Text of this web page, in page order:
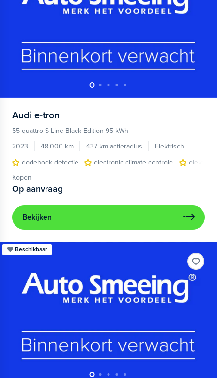
Audi e-tron
55 quattro S-Line Black Edition 95 kWh
2023
48.000 km 437 km actieradius
Elektrisch
dodehoek detectie
electronic climate controle
Kopen
Op aanvraag
Bekijken
Beschikbaar